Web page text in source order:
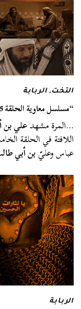
التخت,الربابة
“مسلسل معاوية الحلقة 5” التاريخ بعين طائفية
…المرة مشهدعلي بن
اللافتة في الحلقة
عباس وعليّبن أبي
الربابة